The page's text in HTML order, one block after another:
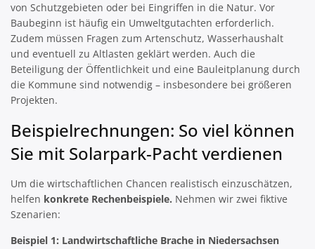
von Schutzgebieten oder bei Eingriffen in die Natur. Vor
Baubeginn ist häufig ein Umweltgutachten erforderlich.
Zudem müssen Fragen zum Artenschutz, Wasserhaushalt
und eventuell zu Altlasten geklärt werden. Auch die
Beteiligung der Öffentlichkeit und eine Bauleitplanung durch
die Kommune sind notwendig – insbesondere bei größeren
Projekten.
Beispielrechnungen: So viel können
Sie mit Solarpark-Pacht verdienen
Um die wirtschaftlichen Chancen realistisch einzuschätzen,
helfen konkrete Rechenbeispiele. Nehmen wir zwei fiktive
Szenarien:
Beispiel 1: Landwirtschaftliche Brache in Niedersachsen